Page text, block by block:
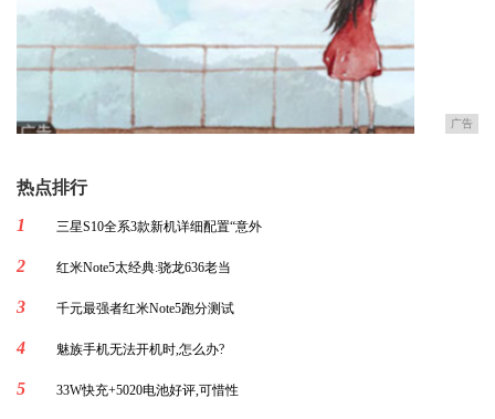
广告
热点排行
1
三星S10全系3款新机详细配置“意外
2 红米Note5太经典:骁龙636老当
3 千元最强者红米Note5跑分测试
4 魅族手机无法开机时,怎么办?
5 33W快充+5020电池好评,可惜性